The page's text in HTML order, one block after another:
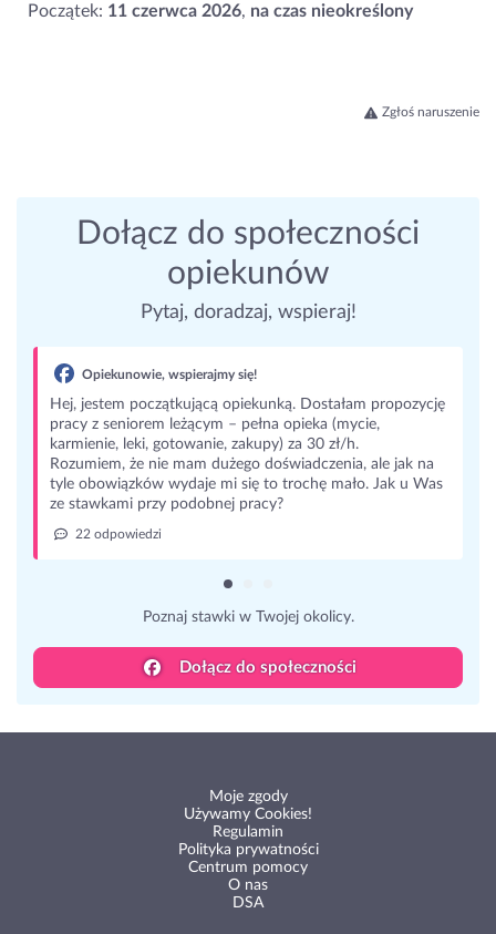
Początek: 11 czerwca 2026, na czas nieokreślony
Zgłoś naruszenie
Dołącz do społeczności
opiekunów
Pytaj, doradzaj, wspieraj!
Opiekunowie, wspierajmy się!
Hej, jestem początkującą opiekunką. Dostałam propozycję
pracy z seniorem leżącym – pełna opieka (mycie,
karmienie, leki, gotowanie, zakupy) za 30 zł/h.
Rozumiem, że nie mam dużego doświadczenia, ale jak na
tyle obowiązków wydaje mi się to trochę mało. Jak u Was
ze stawkami przy podobnej pracy?
22 odpowiedzi
Poznaj stawki w Twojej okolicy.
Dołącz do społeczności
Moje zgody
Używamy Cookies!
Regulamin
Polityka prywatności
Centrum pomocy
O nas
DSA